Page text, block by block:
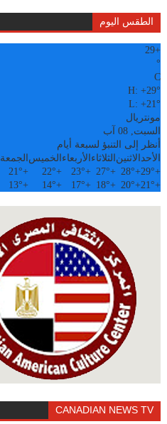
الطقس اليوم
+
29
°
C
H:+29°
L:+21°
مونتريال
السبت, 08 آب
أنظر إلى التنبؤ لسبعة أيام
الأحدالاثنين الثلاثاء الأربعاء الخميس الجمعة
+
29°
+
28°
+
27°
+
23°
+
22°
+
21°
+
21°
+
20°
+
18°
+
17°
+
14°
+
13°
CANADIAN NEWS TV